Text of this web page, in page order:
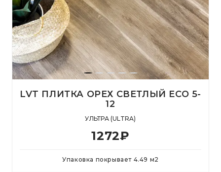
LVT ПЛИТКА ОРЕХ СВЕТЛЫЙ ECO 5-
12
УЛЬТРА (ULTRA)
1272₽
Упаковка покрывает 4.49 м2